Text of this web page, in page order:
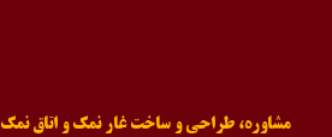
مشاوره، طراحی و ساخت غار نمک و اتاق نمک